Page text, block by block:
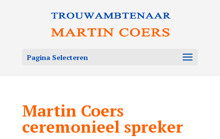
Pagina Selecteren
Martin Coers
ceremonieel spreker